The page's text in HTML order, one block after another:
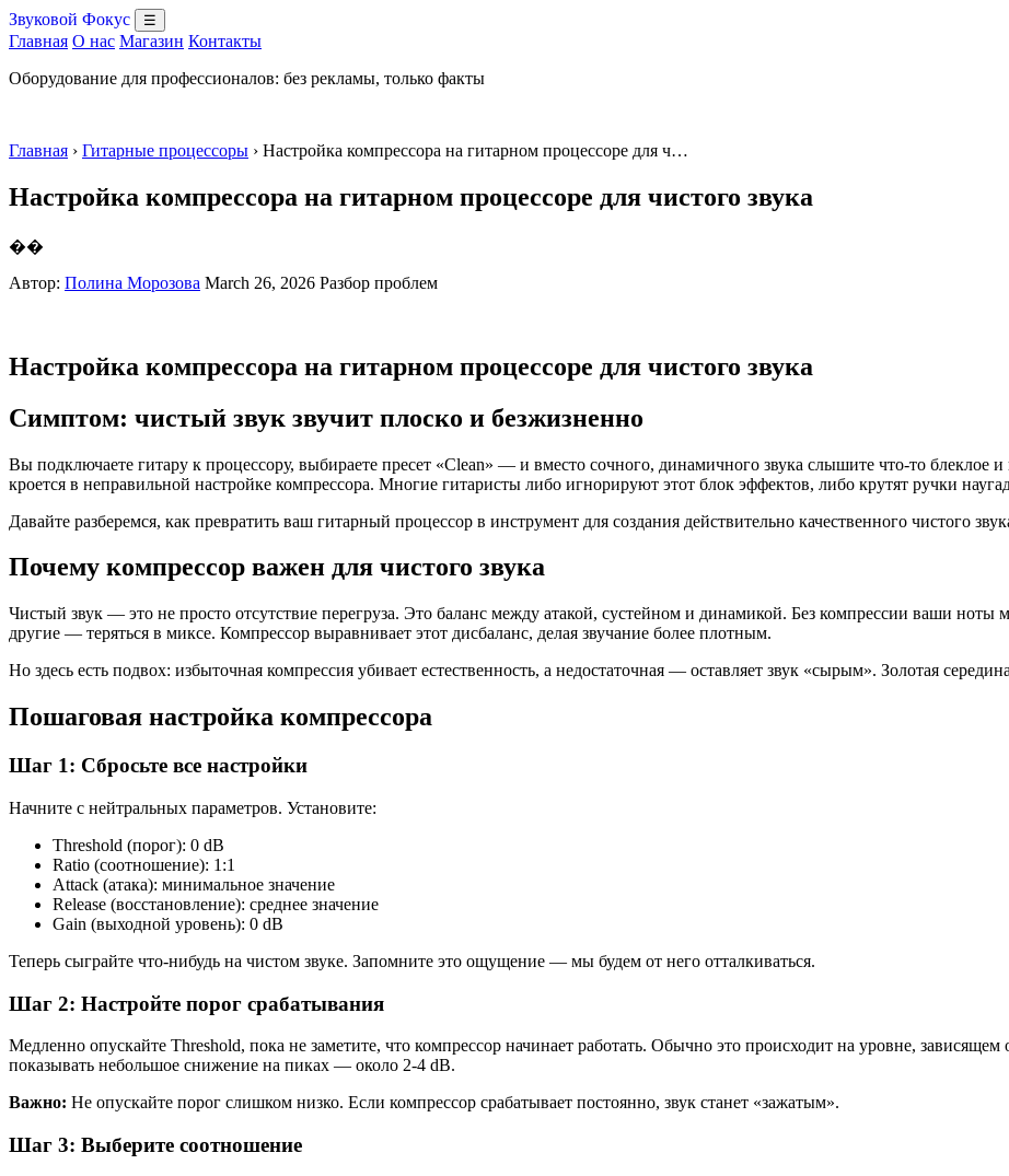
Звуковой Фокус ☰
Главная О нас Магазин Контакты
Оборудование для профессионалов: без рекламы, только факты
Главная › Гитарные процессоры › Настройка компрессора на гитарном процессоре для ч…
Настройка компрессора на гитарном процессоре для чистого звука
��
Автор: Полина Морозова March 26, 2026 Разбор проблем
Настройка компрессора на гитарном процессоре для чистого звука
Симптом: чистый звук звучит плоско и безжизненно
Вы подключаете гитару к процессору, выбираете пресет «Clean» — и вместо сочного, динамичного звука слышите что-то блеклое
кроется в неправильной настройке компрессора. Многие гитаристы либо игнорируют этот блок эффектов, либо крутят ручки
Давайте разберемся, как превратить ваш гитарный процессор в инструмент для создания действительно качественного чистого
Почему компрессор важен для чистого звука
Чистый звук — это не просто отсутствие перегруза. Это баланс между атакой, сустейном и динамикой. Без компрессии ваши
другие — теряться в миксе. Компрессор выравнивает этот дисбаланс, делая звучание более плотным.
Но здесь есть подвох: избыточная компрессия убивает естественность, а недостаточная — оставляет звук «сырым». Золотая
Пошаговая настройка компрессора
Шаг 1: Сбросьте все настройки
Начните с нейтральных параметров. Установите:
Threshold (порог): 0 dB
Ratio (соотношение): 1:1
Attack (атака): минимальное значение
Release (восстановление): среднее значение
Gain (выходной уровень): 0 dB
Теперь сыграйте что-нибудь на чистом звуке. Запомните это ощущение — мы будем от него отталкиваться.
Шаг 2: Настройте порог срабатывания
Медленно опускайте Threshold, пока не заметите, что компрессор начинает работать. Обычно это происходит на уровне,
показывать небольшое снижение на пиках — около 2-4 dB.
Важно: Не опускайте порог слишком низко. Если компрессор срабатывает постоянно, звук станет «зажатым».
Шаг 3: Выберите соотношение